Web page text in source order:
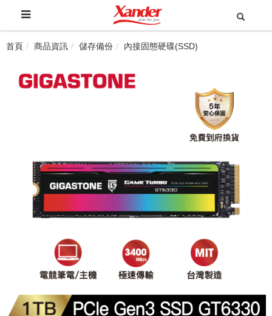
首頁 商品資訊 儲存備份 內接固態硬碟(SSD)